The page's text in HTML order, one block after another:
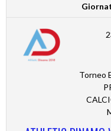
Torneo